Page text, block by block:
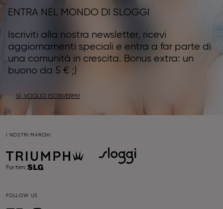
ENTRA NEL MONDO DI SLOGGI
Iscriviti alla nostra newsletter, ricevi
aggiornamenti speciali e entra a far parte di
una comunità in crescita. Bonus extra: un
buono da 5 € ;)
SÌ, VOGLIO ISCRIVERMI!
I NOSTRI MARCHI
FOLLOW US